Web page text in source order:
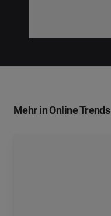
Mehr in Online Trends